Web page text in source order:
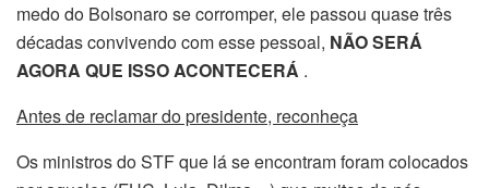
medo do Bolsonaro se corromper, ele passou quase três
décadas convivendo com esse pessoal, NÃO SERÁ
AGORA QUE ISSO ACONTECERÁ .
Antes de reclamar do presidente, reconheça
Os ministros do STF que lá se encontram foram colocados